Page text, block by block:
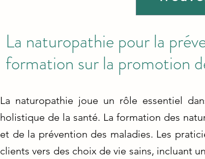
La naturopathie pour la
formation sur la promotion
La naturopathie joue un rôle essentiel
holistique de la santé. La formation des
et de la prévention des maladies. Les
clients vers des choix de vie sains, incluant